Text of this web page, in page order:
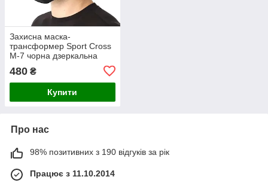
Захисна маска-
трансформер Sport Сross
М-7 чорна дзеркальна
480 ₴
Купити
Про нас
98% позитивних з 190 відгуків за рік
Працює з 11.10.2014